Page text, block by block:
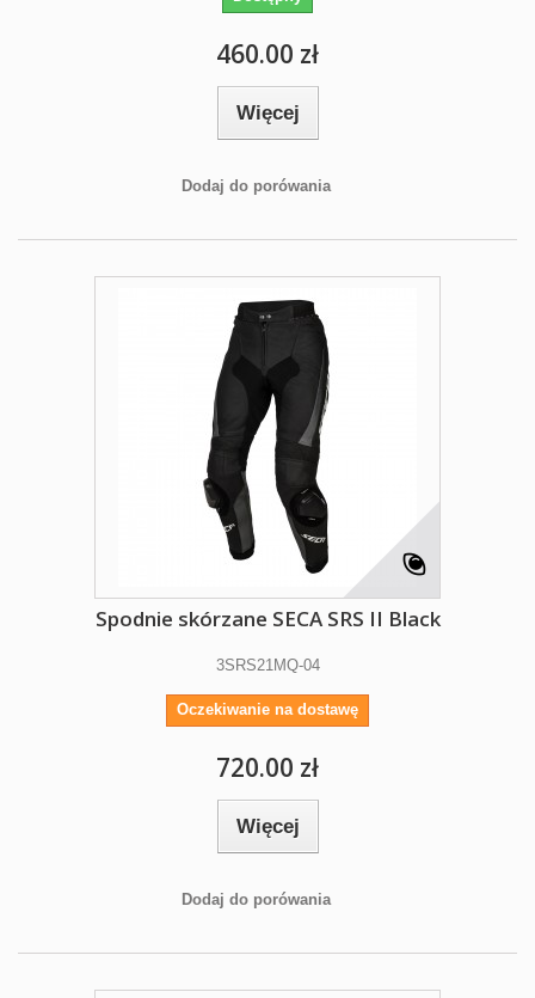
460.00 zł
Więcej
Dodaj do porówania
Spodnie skórzane SECA SRS II Black
3SRS21MQ-04
Oczekiwanie na dostawę
720.00 zł
Więcej
Dodaj do porówania